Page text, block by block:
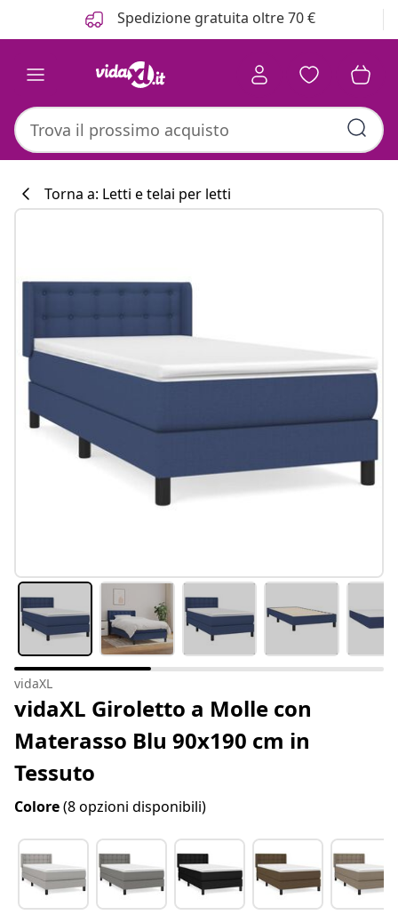
Spedizione gratuita oltre 70 €
Torna a: Letti e telai per letti
vidaXL
vidaXL Giroletto a Molle con
Materasso Blu 90x190 cm in
Tessuto
Colore(8 opzioni disponibili)